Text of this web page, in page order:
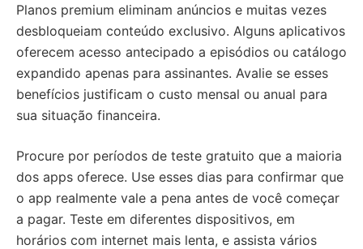
Planos premium eliminam anúncios e muitas vezes
desbloqueiam conteúdo exclusivo. Alguns aplicativos
oferecem acesso antecipado a episódios ou catálogo
expandido apenas para assinantes. Avalie se esses
benefícios justificam o custo mensal ou anual para
sua situação financeira.
Procure por períodos de teste gratuito que a maioria
dos apps oferece. Use esses dias para confirmar que
o app realmente vale a pena antes de você começar
a pagar. Teste em diferentes dispositivos, em
horários com internet mais lenta, e assista vários